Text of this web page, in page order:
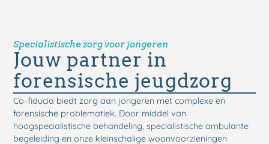
Specialistische zorg voor jongeren
Jouw partner in
forensische jeugdzorg
Co-fiducia biedt zorg aan jongeren met complexe en
forensische problematiek. Door middel van
hoogspecialistische behandeling, specialistische ambulante
begeleiding en onze kleinschalige woonvoorzieningen